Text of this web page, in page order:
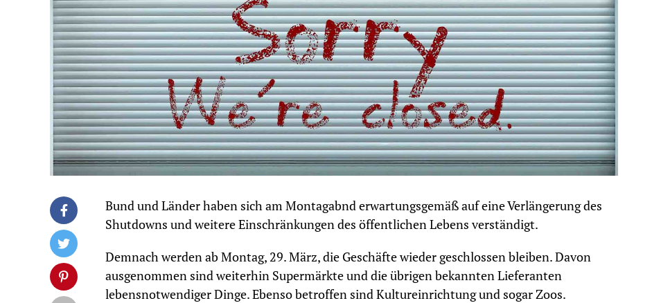
Bund und Länder haben sich am Montagabnd erwartungsgemäß auf eine Verlängerung des
Shutdowns und weitere Einschränkungen des öffentlichen Lebens verständigt.
Demnach werden ab Montag, 29. März, die Geschäfte wieder geschlossen bleiben. Davon
ausgenommen sind weiterhin Supermärkte und die übrigen bekannten Lieferanten
lebensnotwendiger Dinge. Ebenso betroffen sind Kultureinrichtung und sogar Zoos.